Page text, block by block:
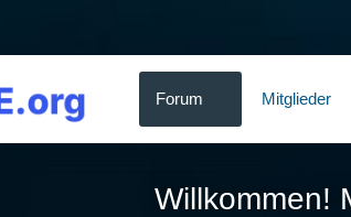
Forum Mitglieder
Willkommen!